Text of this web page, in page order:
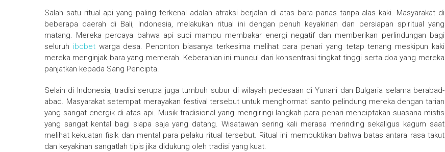
Salah satu ritual api yang paling terkenal adalah atraksi berjalan di atas bara panas tanpa alas kaki. Masyarakat di
beberapa daerah di Bali, Indonesia, melakukan ritual ini dengan penuh keyakinan dan persiapan spiritual yang
matang. Mereka percaya bahwa api suci mampu membakar energi negatif dan memberikan perlindungan bagi
seluruh ibcbetwarga desa. Penonton biasanya terkesima melihat para penari yang tetap tenang meskipun kaki
mereka menginjak bara yang memerah. Keberanian ini muncul dari konsentrasi tingkat tinggi serta doa yang mereka
panjatkan kepada Sang Pencipta.
Selain di Indonesia, tradisi serupa juga tumbuh subur di wilayah pedesaan di Yunani dan Bulgaria selama berabad-
abad. Masyarakat setempat merayakan festival tersebut untuk menghormati santo pelindung mereka dengan tarian
yang sangat energik di atas api. Musik tradisional yang mengiringi langkah para penari menciptakan suasana mistis
yang sangat kental bagi siapa saja yang datang. Wisatawan sering kali merasa merinding sekaligus kagum saat
melihat kekuatan fisik dan mental para pelaku ritual tersebut. Ritual ini membuktikan bahwa batas antara rasa takut
dan keyakinan sangatlah tipis jika didukung oleh tradisi yang kuat.